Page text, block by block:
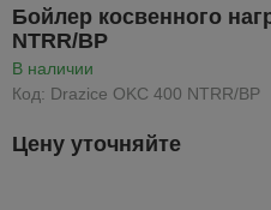
Бойлер косвенного
NTRR/BP
В наличии
Код: Drazice OKC 400 NTRR/BP
Цену уточняйте